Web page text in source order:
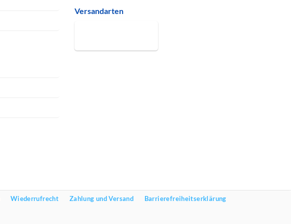
Versandarten
Wiederrufrecht Zahlung und Versand Barrierefreiheitserklärung